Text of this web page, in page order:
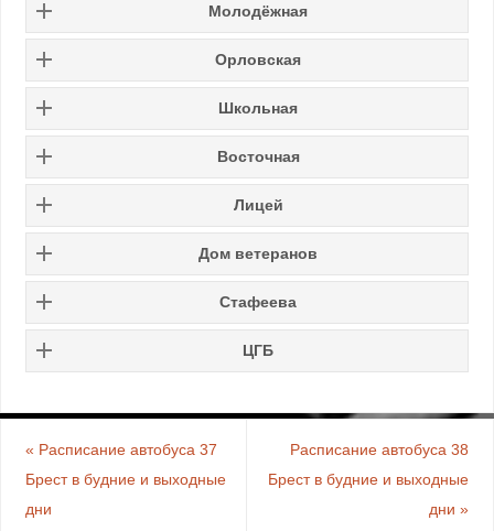
Молодёжная
Орловская
Школьная
Восточная
Лицей
Дом ветеранов
Стафеева
ЦГБ
« Расписание автобуса 37
Брест в будние и выходные
дни
Расписание автобуса 38
Брест в будние и выходные
дни»